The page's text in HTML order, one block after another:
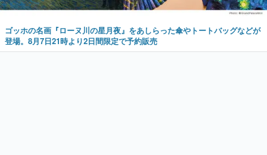
ゴッホの名画『ローヌ川の星月夜』をあしらった傘やトートバッグなどが
登場。8月7日21時より2日間限定で予約販売